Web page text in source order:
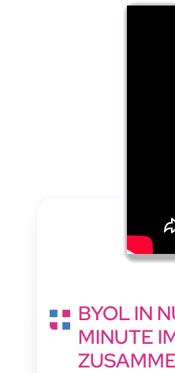
BYOL IN
MINUTE